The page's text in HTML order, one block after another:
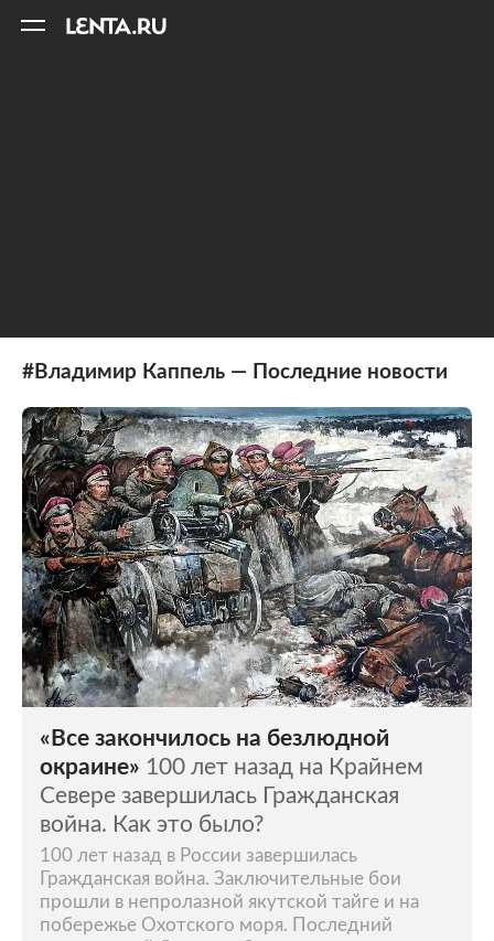
#Владимир Каппель — Последние новости
«Все закончилось на безлюдной
окраине» 100 лет назад на Крайнем
Севере завершилась Гражданская
война. Как это было?
100 лет назад в России завершилась
Гражданская война. Заключительные бои
прошли в непролазной якутской тайге и на
побережье Охотского моря. Последний